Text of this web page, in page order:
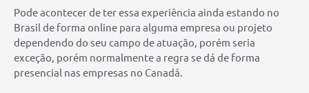
Pode acontecer de ter essa experiência ainda estando no
Brasil de forma online para alguma empresa ou projeto
dependendo do seu campo de atuação, porém seria
exceção, porém normalmente a regra se dá de forma
presencial nas empresas no Canadá.